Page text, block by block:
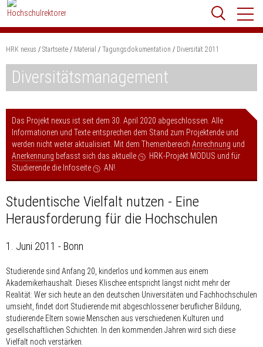
Zum
Content
springen
HRK nexus Startseite Material Tagungsdokumentation Diversität 2011
Diversitätsmanagement
Das Projekt nexus ist seit dem 30. April 2020 abgeschlossen. Alle
Informationen und Texte entsprechen dem Stand zum Projektende und
werden nicht weiter aktualisiert. Mit dem Themenbereich Anrechnung und
Anerkennung befasst sich das aktuelle HRK-Projekt MODUS und für
Studierende die Infoseite
AN!
Studentische Vielfalt nutzen - Eine
Herausforderung für die Hochschulen
1. Juni 2011 - Bonn
Studierende sind Anfang 20, kinderlos und kommen aus einem
Akademikerhaushalt. Dieses Klischee entspricht längst nicht mehr der
Realität: Wer sich heute an den deutschen Universitäten und Fachhochschulen
umsieht, findet dort Studierende mit abgeschlossener beruflicher Bildung,
studierende Eltern sowie Menschen aus verschiedenen Kulturen und
gesellschaftlichen Schichten. In den kommenden Jahren wird sich diese
Vielfalt noch verstärken.